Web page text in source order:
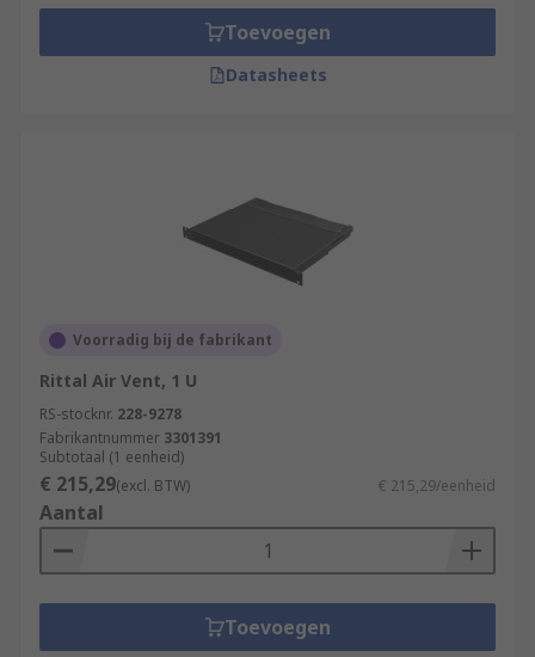
Toevoegen
Datasheets
Voorradig bij de fabrikant
Rittal Air Vent, 1 U
RS-stocknr. 228-9278
Fabrikantnummer 3301391
Subtotaal (1 eenheid)
€ 215,29(excl. BTW) € 215,29/eenheid
Aantal
Toevoegen